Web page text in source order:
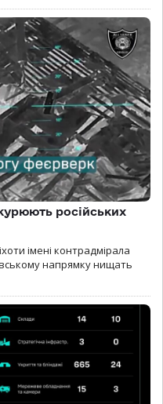
російських
імені контрадмірала
напрямку нищать